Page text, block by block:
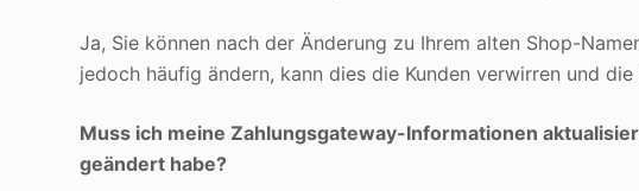
Ja, Sie können nach der Änderung zu Ihrem alten Shop-
jedoch häufig ändern, kann dies die Kunden verwirren und
Muss ich meine Zahlungsgateway-Informationen
geändert habe?